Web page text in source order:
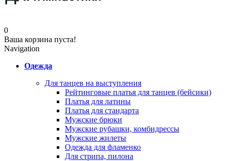
0
Ваша корзина пуста!
Navigation
Одежда
Для танцев на выступления
Рейтинговые платья для танцев (бейсики)
Платья для латины
Платья для стандарта
Мужские брюки
Мужские рубашки, комбидрессы
Мужские жилеты
Одежда для фламенко
Для стрипа, пилона